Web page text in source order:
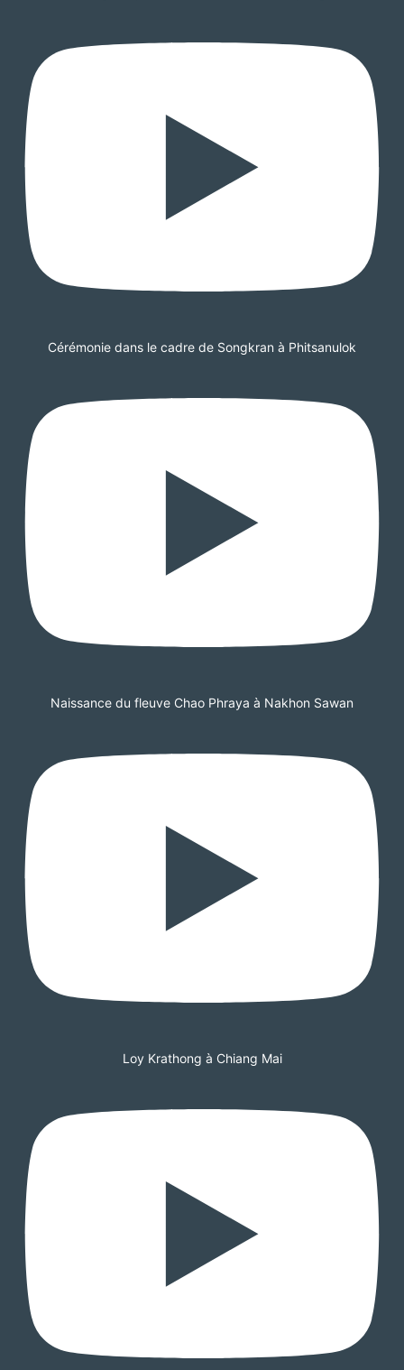
Cérémonie dans le cadre de Songkran à Phitsanulok
Naissance du fleuve Chao Phraya à Nakhon Sawan
Loy Krathong à Chiang Mai